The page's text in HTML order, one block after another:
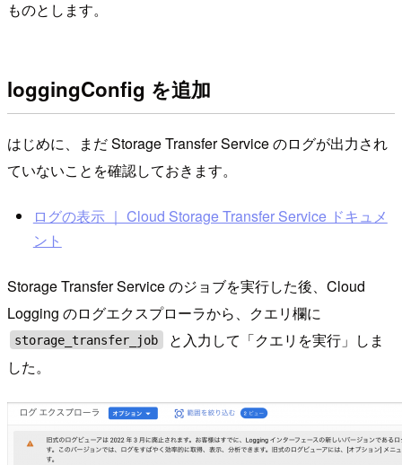
ものとします。
loggingConfig を追加
はじめに、まだ Storage Transfer Service のログが出力され
ていないことを確認しておきます。
ログの表示 ｜ Cloud Storage Transfer Service ドキュメ
ント
Storage Transfer Service のジョブを実行した後、Cloud
Logging のログエクスプローラから、クエリ欄に
storage_transfer_job
と入力して「クエリを実行」しま
した。